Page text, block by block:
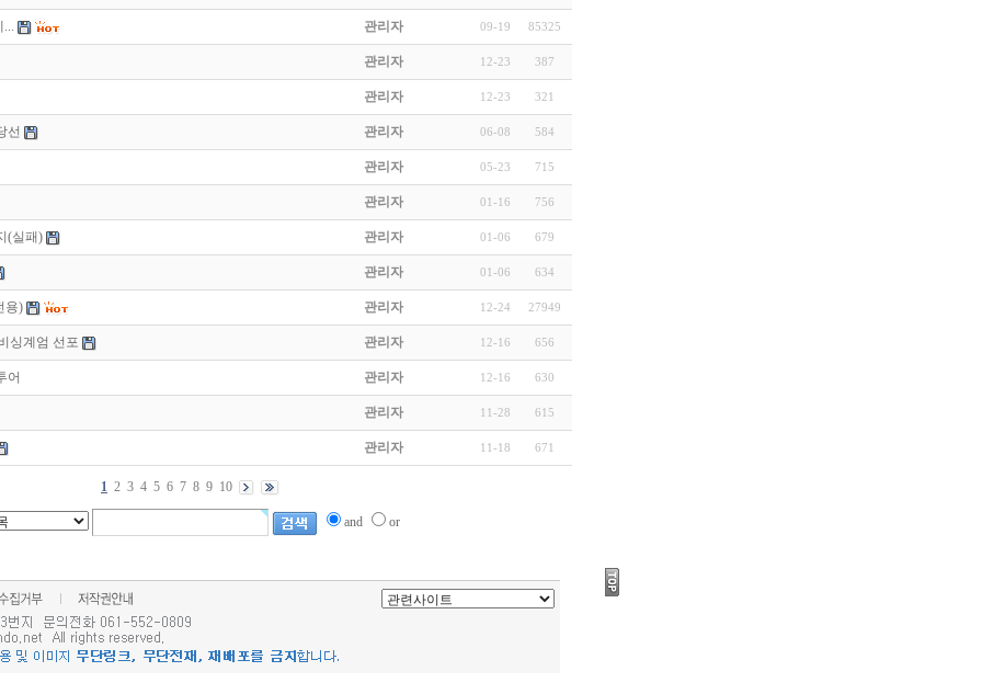
... 관리자 09-19 85325
관리자 12-23 387
관리자 12-23 321
선 관리자 06-08 584
관리자 05-23 715
관리자 01-16 756
(실패) 관리자 01-06 679
관리자 01-06 634
용) 관리자 12-24 27949
싱계엄 선포 관리자 12-16 656
어 관리자 12-16 630
관리자 11-28 615
관리자 11-18 671
1 2 3 4 5 6 7 8 9 10
and or